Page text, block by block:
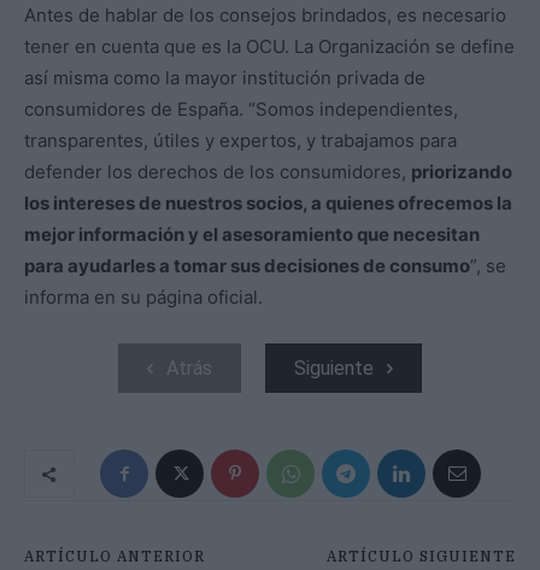
Antes de hablar de los consejos brindados, es necesario
tener en cuenta que es la OCU. La Organización se define
así misma como la mayor institución privada de
consumidores de España. “Somos independientes,
transparentes, útiles y expertos, y trabajamos para
defender los derechos de los consumidores, priorizando
los intereses de nuestros socios, a quienes ofrecemos la
mejor información y el asesoramiento que necesitan
para ayudarles a tomar sus decisiones de consumo”, se
informa en su página oficial.
Atrás Siguiente
ARTÍCULO ANTERIOR ARTÍCULO SIGUIENTE